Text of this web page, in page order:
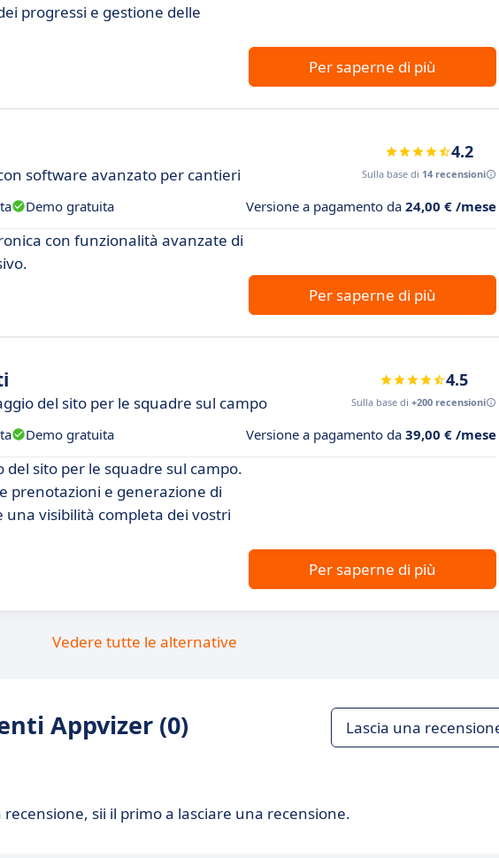
progressi e gestione delle
Per saperne di più
software avanzato per cantieri
4.2
Sulla base di 14 recensioni
Demo gratuita Versione a pagamento da 24,00 € /mese
con funzionalità avanzate di
Per saperne di più
del sito per le squadre sul campo
4.5
Sulla base di +200 recensioni
Demo gratuita Versione a pagamento da 39,00 € /mese
sito per le squadre sul campo.
prenotazioni e generazione di
visibilità completa dei vostri
Per saperne di più
Vedere tutte le alternative
Appvizer (0) Lascia una
recensione, sii il primo a lasciare una recensione.